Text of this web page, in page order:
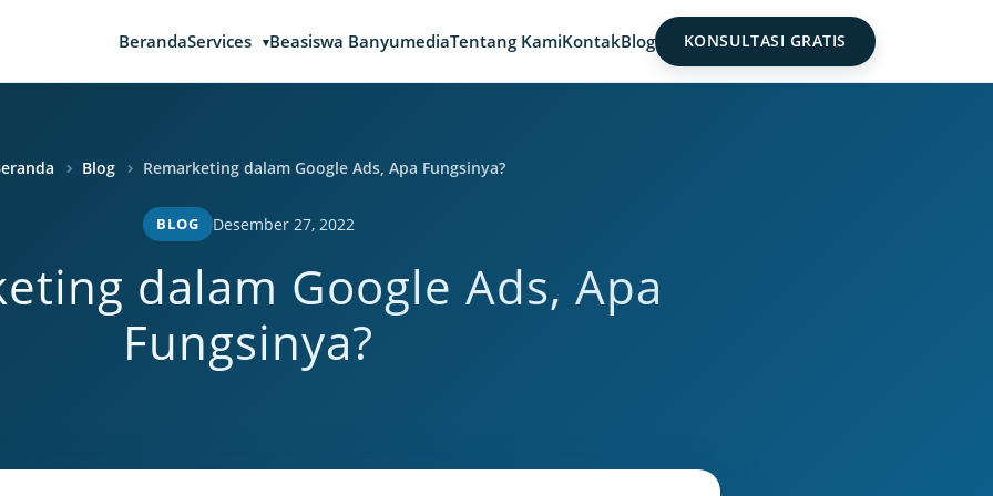
BerandaServices Beasiswa BanyumediaTentang KamiKontakBlog KONSULTASI GRATIS
Blog Remarketing dalam Google Ads, Apa Fungsinya?
BLOG Desember 27, 2022
dalam Google Ads, Apa
Fungsinya?